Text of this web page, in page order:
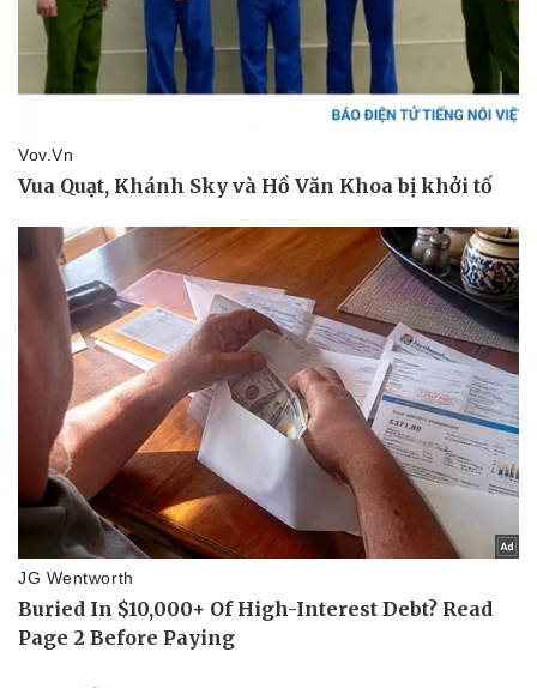
Pháp luật
Vụ án
Tin nóng
Tư vấn luật
Quân sự - Quốc phòng
Vũ khí
Việt Nam
Phân tích